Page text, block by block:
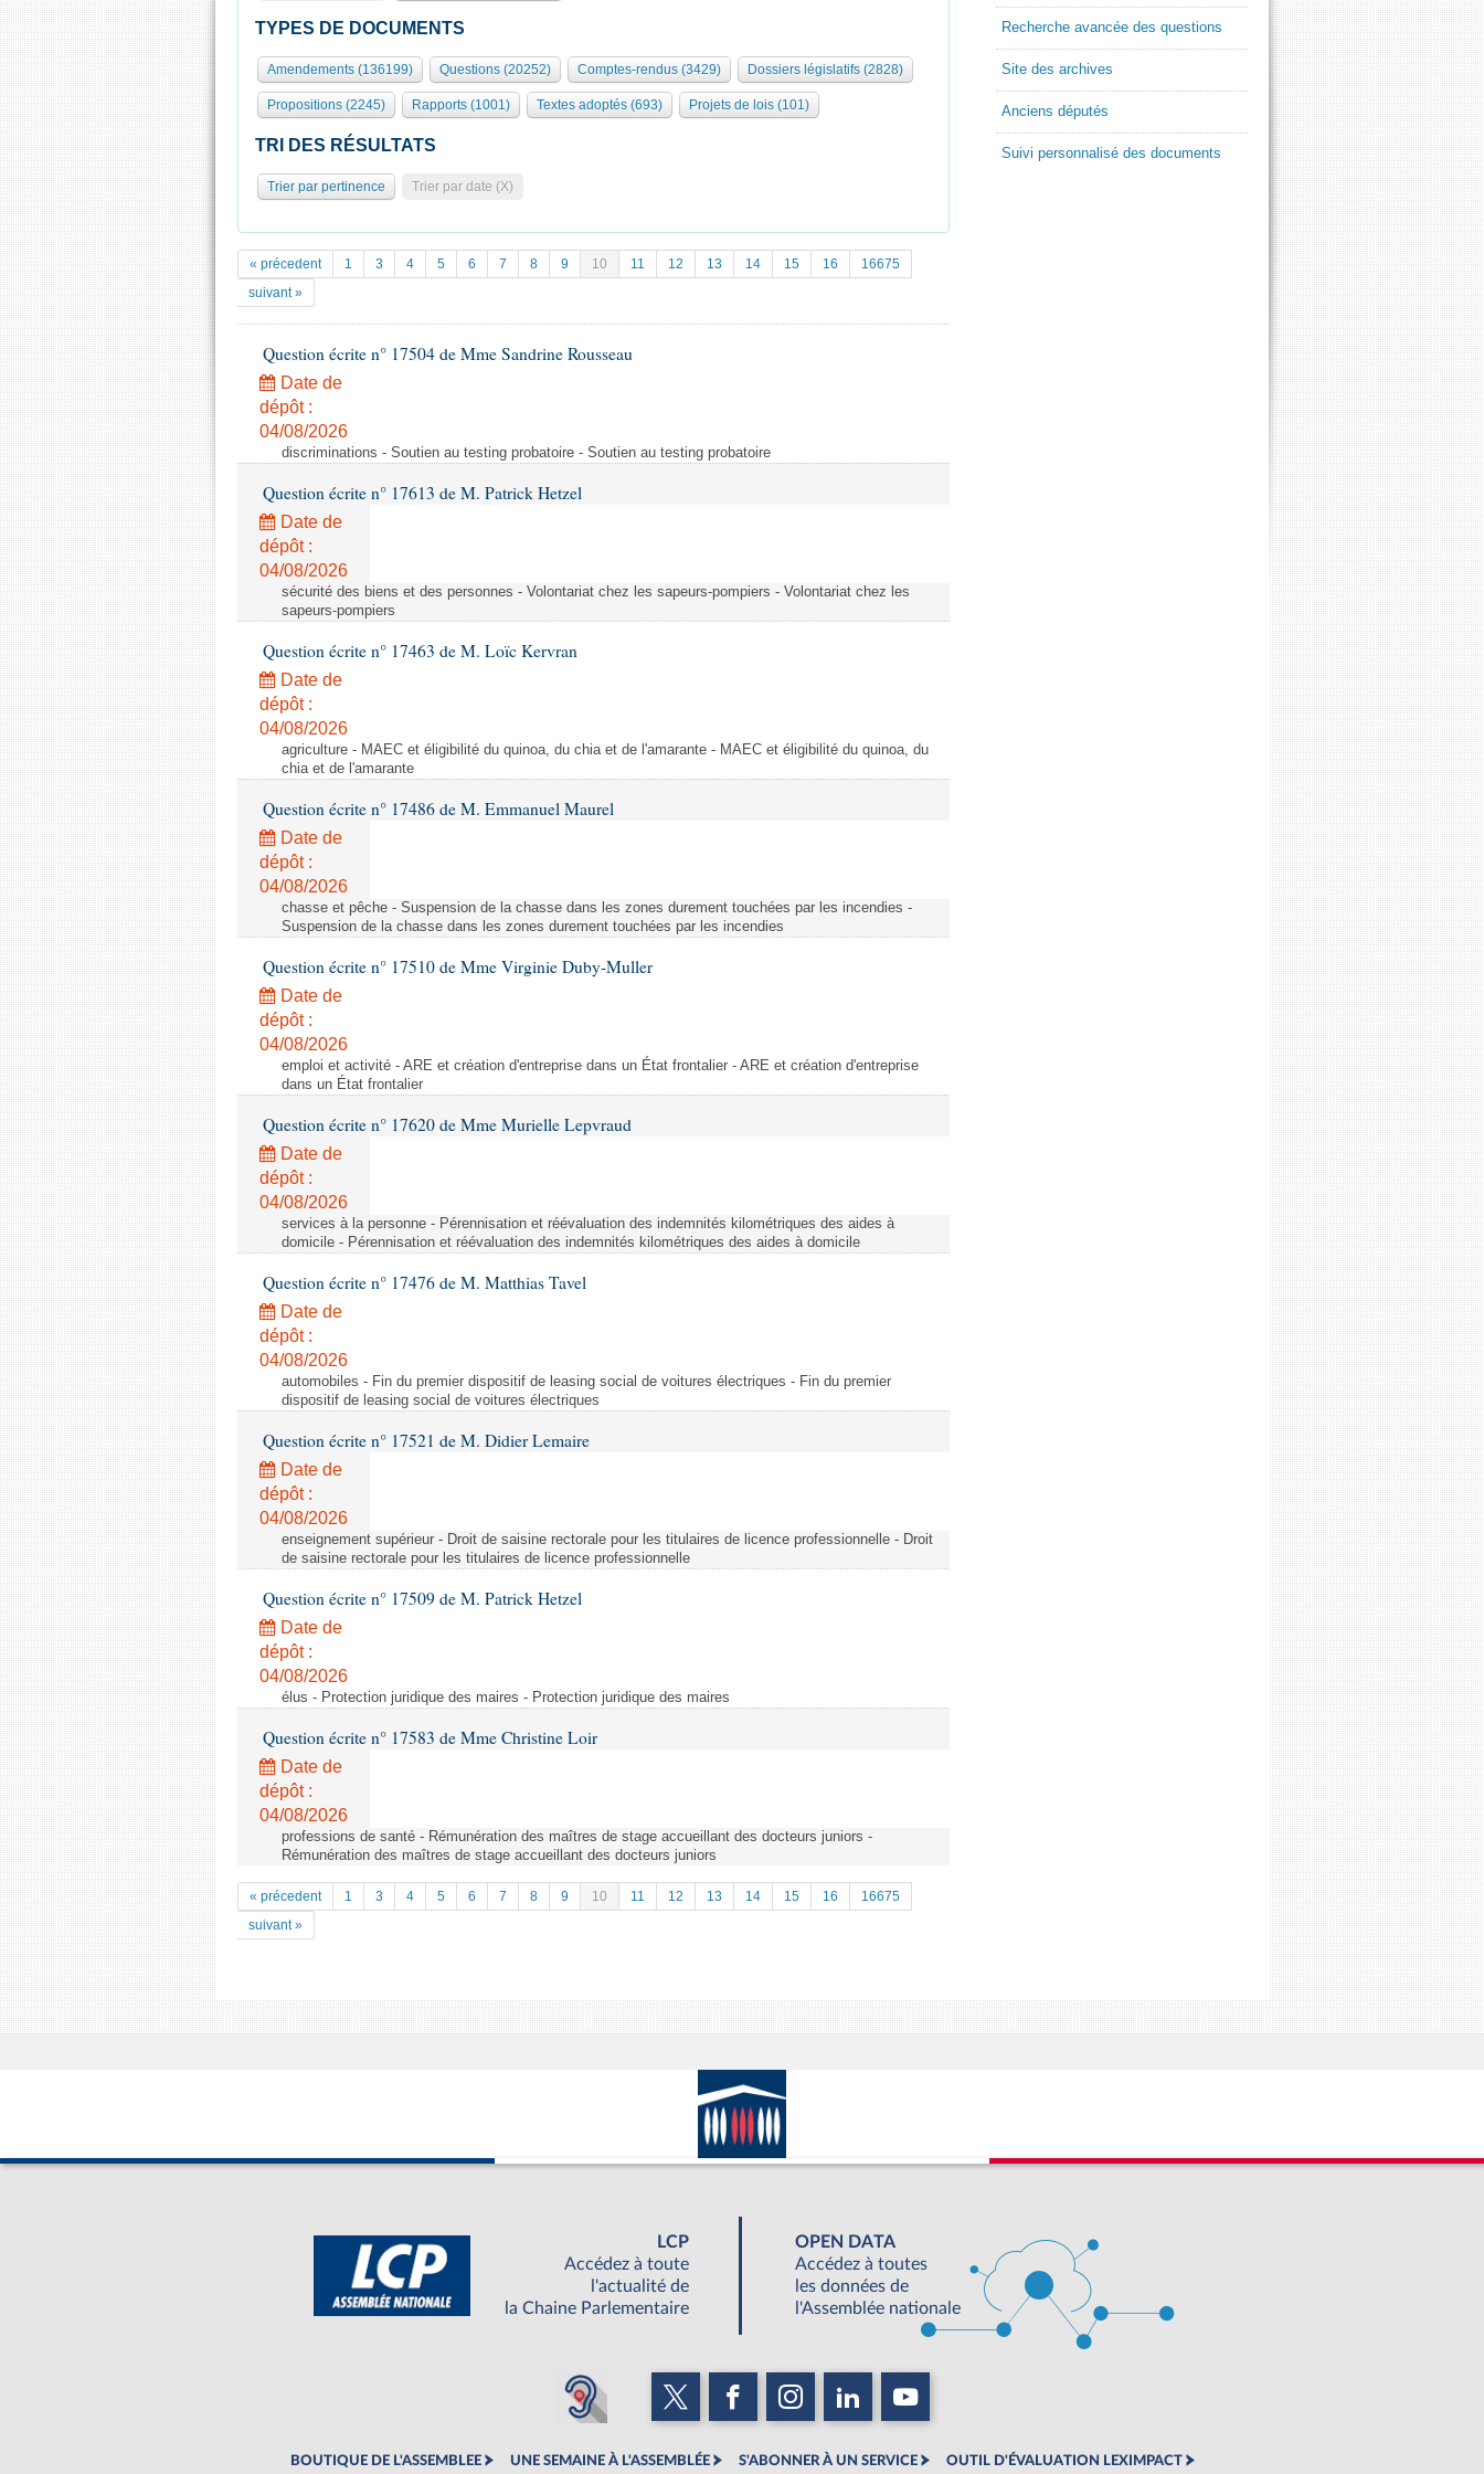
TYPES DE DOCUMENTS
Amendements (136199) Questions (20252) Comptes-rendus (3429) Dossiers législatifs (2828)
Propositions (2245) Rapports (1001) Textes adoptés (693) Projets de lois (101)
TRI DES RÉSULTATS
Trier par pertinence Trier par date (X)
« précedent 1 3 4 5 6 7 8 9 10 11 12 13 14 15 16
16675
suivant »
Question écrite n° 17504 de Mme Sandrine Rousseau
Date de
dépôt :
04/08/2026
discriminations - Soutien au testing probatoire - Soutien au testing probatoire
Question écrite n° 17613 de M. Patrick Hetzel
Date de
dépôt :
04/08/2026
sécurité des biens et des personnes - Volontariat chez les sapeurs-pompiers - Volontariat chez les
sapeurs-pompiers
Question écrite n° 17463 de M. Loïc Kervran
Date de
dépôt :
04/08/2026
agriculture - MAEC et éligibilité du quinoa, du chia et de l'amarante - MAEC et éligibilité du quinoa, du
chia et de l'amarante
Question écrite n° 17486 de M. Emmanuel Maurel
Date de
dépôt :
04/08/2026
chasse et pêche - Suspension de la chasse dans les zones durement touchées par les incendies -
Suspension de la chasse dans les zones durement touchées par les incendies
Question écrite n° 17510 de Mme Virginie Duby-Muller
Date de
dépôt :
04/08/2026
emploi et activité - ARE et création d'entreprise dans un État frontalier - ARE et création d'entreprise
dans un État frontalier
Question écrite n° 17620 de Mme Murielle Lepvraud
Date de
dépôt :
04/08/2026
services à la personne - Pérennisation et réévaluation des indemnités kilométriques des aides à
domicile - Pérennisation et réévaluation des indemnités kilométriques des aides à domicile
Question écrite n° 17476 de M. Matthias Tavel
Date de
dépôt :
04/08/2026
automobiles - Fin du premier dispositif de leasing social de voitures électriques - Fin du premier
dispositif de leasing social de voitures électriques
Question écrite n° 17521 de M. Didier Lemaire
Date de
dépôt :
04/08/2026
enseignement supérieur - Droit de saisine rectorale pour les titulaires de licence professionnelle - Droit
de saisine rectorale pour les titulaires de licence professionnelle
Question écrite n° 17509 de M. Patrick Hetzel
Date de
dépôt :
04/08/2026
élus - Protection juridique des maires - Protection juridique des maires
Question écrite n° 17583 de Mme Christine Loir
Date de
dépôt :
04/08/2026
professions de santé - Rémunération des maîtres de stage accueillant des docteurs juniors -
Rémunération des maîtres de stage accueillant des docteurs juniors
« précedent 1 3 4 5 6 7 8 9 10 11 12 13 14 15 16
16675
suivant »
Recherche avancée des questions
Site des archives
Anciens députés
Suivi personnalisé des documents
LCP
Accédez à toute
l'actualité de
la Chaine Parlementaire
OPEN DATA
Accédez à toutes
les données de
l'Assemblée nationale
BOUTIQUE DE L'ASSEMBLEE UNE SEMAINE À L'ASSEMBLÉE S'ABONNER À UN SERVICE OUTIL D'ÉVALUATION LEXIMPACT